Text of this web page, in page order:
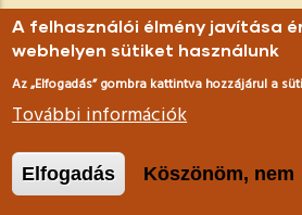
Ebben a szektorban
közül kiemelkedik a Külső-
a Könyves Kálmán körút és a
közötti területen helyezkedik
magában foglalja a
teherpályaudvart, Illatos
A felhasználói élmény javítása
webhelyen sütiket használunk
Az „Elfogadás” gombra kattintva hozzájárul a
További információk
Elfogadás Köszönöm, nem